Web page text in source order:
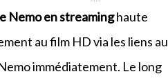
Nemo en streaminghaute
au film HD via les liens au
immédiatement. Le long